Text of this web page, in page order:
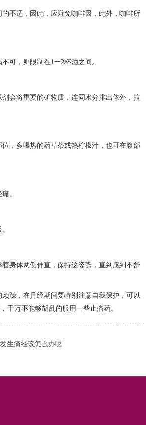
不适，因此，应避免咖啡因，此外，咖啡所
可，则限制在1一2杯酒之间。
会将重要的矿物质，连同水分排出体外，拉
，多喝热的药草茶或热柠檬汁，也可在腹部
。
身体两侧伸直，保持这姿势，直到感到不舒
躁，在月经期间要特别注意自我保护，可以
千万不能够胡乱的服用一些止痛药。
生痛经该怎么办呢